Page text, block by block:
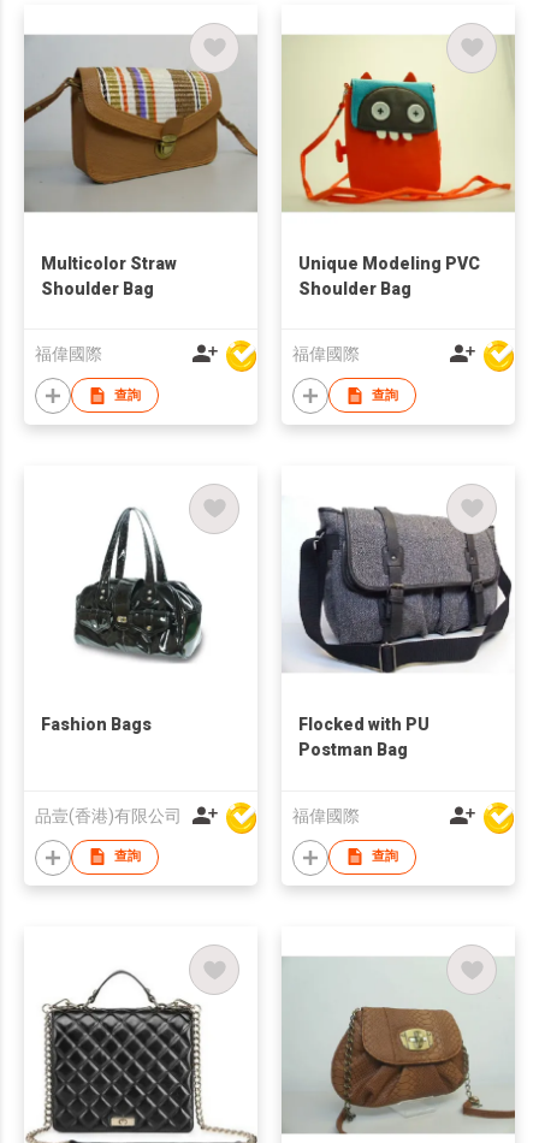
Multicolor Straw
Shoulder Bag
福偉國際
查詢
Unique Modeling PVC
Shoulder Bag
福偉國際
查詢
Fashion Bags
品壹(香港)有限公司
查詢
Flocked with PU
Postman Bag
福偉國際
查詢